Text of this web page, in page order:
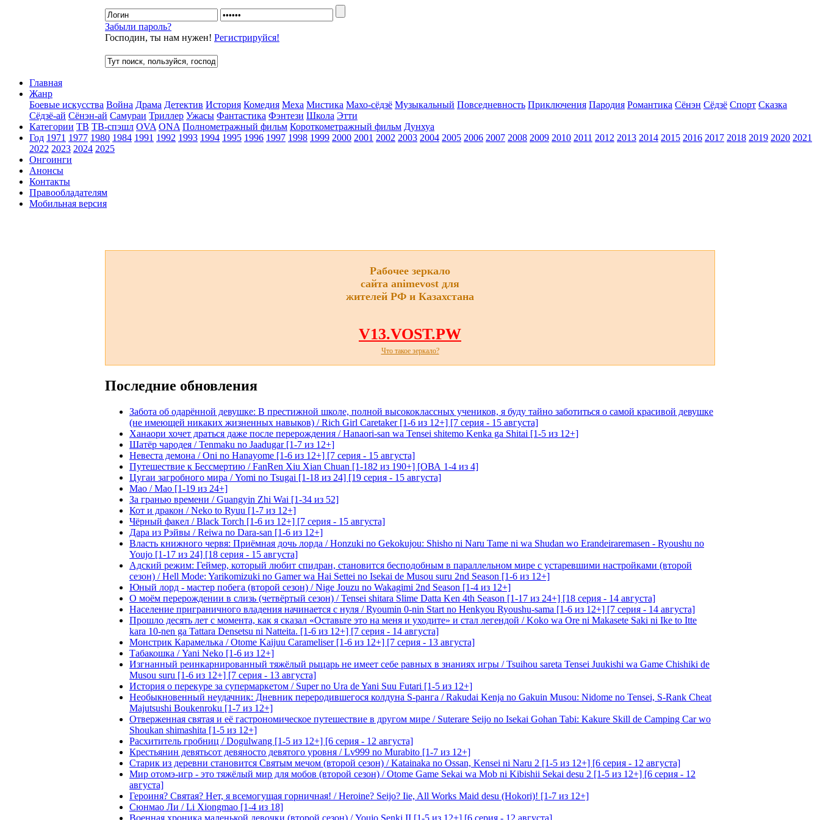
Забыли пароль?
Господин, ты нам нужен! Регистрируйся!
Главная
Жанр
Боевые искусства Война Драма Детектив История Комедия Меха Мистика Махо-сёдзё Музыкальный Повседневность Приключения Пародия Романтика Сёнэн Сёдзё Спорт Сказка
Сёдзё-ай Сёнэн-ай Самураи Триллер Ужасы Фантастика Фэнтези Школа Этти
Категории ТВ ТВ-спэшл OVA ONA Полнометражный фильм Короткометражный фильм Дунхуа
Год 1971 1977 1980 1984 1991 1992 1993 1994 1995 1996 1997 1998 1999 2000 2001 2002 2003 2004 2005 2006 2007 2008 2009 2010 2011 2012 2013 2014 2015 2016 2017 2018 2019 2020 2021
2022 2023 2024 2025
Онгоинги
Анонсы
Контакты
Правообладателям
Мобильная версия
Рабочее зеркало
сайта animevost для
жителей РФ и Казахстана
V13.VOST.PW
Что такое зеркало?
Последние обновления
Забота об одарённой девушке: В престижной школе, полной высококлассных учеников, я буду тайно заботиться о самой красивой девушке
(не имеющей никаких жизненных навыков) / Rich Girl Caretaker [1-6 из 12+] [7 серия - 15 августа]
Ханаори хочет драться даже после перерождения / Hanaori-san wa Tensei shitemo Kenka ga Shitai [1-5 из 12+]
Шатёр чародея / Tenmaku no Jaadugar [1-7 из 12+]
Невеста демона / Oni no Hanayome [1-6 из 12+] [7 серия - 15 августа]
Путешествие к Бессмертию / FanRen Xiu Xian Chuan [1-182 из 190+] [ОВА 1-4 из 4]
Цугаи загробного мира / Yomi no Tsugai [1-18 из 24] [19 серия - 15 августа]
Мао / Mao [1-19 из 24+]
За гранью времени / Guangyin Zhi Wai [1-34 из 52]
Кот и дракон / Neko to Ryuu [1-7 из 12+]
Чёрный факел / Black Torch [1-6 из 12+] [7 серия - 15 августа]
Дара из Рэйвы / Reiwa no Dara-san [1-6 из 12+]
Власть книжного червя: Приёмная дочь лорда / Honzuki no Gekokujou: Shisho ni Naru Tame ni wa Shudan wo Erandeiraremasen - Ryoushu no
Youjo [1-17 из 24] [18 серия - 15 августа]
Адский режим: Геймер, который любит спидран, становится бесподобным в параллельном мире с устаревшими настройками (второй
сезон) / Hell Mode: Yarikomizuki no Gamer wa Hai Settei no Isekai de Musou suru 2nd Season [1-6 из 12+]
Юный лорд - мастер побега (второй сезон) / Nige Jouzu no Wakagimi 2nd Season [1-4 из 12+]
О моём перерождении в слизь (четвёртый сезон) / Tensei shitara Slime Datta Ken 4th Season [1-17 из 24+] [18 серия - 14 августа]
Население приграничного владения начинается с нуля / Ryoumin 0-nin Start no Henkyou Ryoushu-sama [1-6 из 12+] [7 серия - 14 августа]
Прошло десять лет с момента, как я сказал «Оставьте это на меня и уходите» и стал легендой / Koko wa Ore ni Makasete Saki ni Ike to Itte
kara 10-nen ga Tattara Densetsu ni Natteita. [1-6 из 12+] [7 серия - 14 августа]
Монстрик Карамелька / Otome Kaijuu Carameliser [1-6 из 12+] [7 серия - 13 августа]
Табакошка / Yani Neko [1-6 из 12+]
Изгнанный реинкарнированный тяжёлый рыцарь не имеет себе равных в знаниях игры / Tsuihou sareta Tensei Juukishi wa Game Chishiki de
Musou suru [1-6 из 12+] [7 серия - 13 августа]
История о перекуре за супермаркетом / Super no Ura de Yani Suu Futari [1-5 из 12+]
Необыкновенный неудачник: Дневник переродившегося колдуна S-ранга / Rakudai Kenja no Gakuin Musou: Nidome no Tensei, S-Rank Cheat
Majutsushi Boukenroku [1-7 из 12+]
Отверженная святая и её гастрономическое путешествие в другом мире / Suterare Seijo no Isekai Gohan Tabi: Kakure Skill de Camping Car wo
Shoukan shimashita [1-5 из 12+]
Расхититель гробниц / Dogulwang [1-5 из 12+] [6 серия - 12 августа]
Крестьянин девятьсот девяносто девятого уровня / Lv999 no Murabito [1-7 из 12+]
Старик из деревни становится Святым мечом (второй сезон) / Katainaka no Ossan, Kensei ni Naru 2 [1-5 из 12+] [6 серия - 12 августа]
Мир отомэ-игр - это тяжёлый мир для мобов (второй сезон) / Otome Game Sekai wa Mob ni Kibishii Sekai desu 2 [1-5 из 12+] [6 серия - 12
августа]
Героиня? Святая? Нет, я всемогущая горничная! / Heroine? Seijo? Iie, All Works Maid desu (Hokori)! [1-7 из 12+]
Сюнмао Ли / Li Xiongmao [1-4 из 18]
Военная хроника маленькой девочки (второй сезон) / Youjo Senki II [1-5 из 12+] [6 серия - 12 августа]